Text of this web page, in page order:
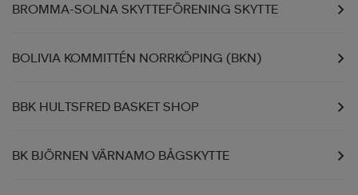
BROMMA-SOLNA SKYTTEFÖRENING SKYTTE
BOLIVIA KOMMITTÉN NORRKÖPING (BKN)
BBK HULTSFRED BASKET SHOP
BK BJÖRNEN VÄRNAMO BÅGSKYTTE